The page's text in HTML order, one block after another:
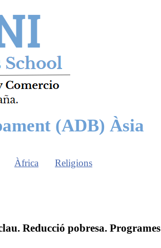
(ADB) Àsia
Àfrica Religions
Reducció pobresa. Programes